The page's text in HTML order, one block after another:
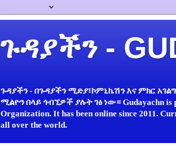
ጉዳያችን -
ጉዳያችን - በጉዳያችን ሚድያ፣ኮምኒኬሽን እና ምክር
ሚልዮን በላይ ጎብኚዎች ያሉት ገፅ ነው። Gudayachn is
Organization. It has been online since 2011.
all over the world.